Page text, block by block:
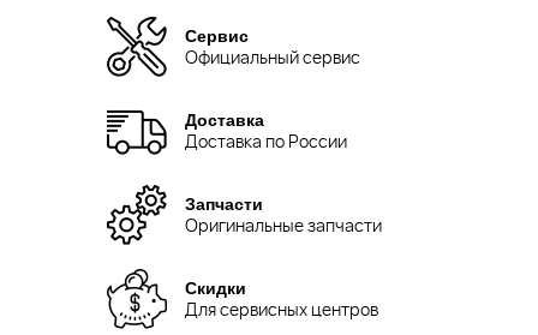
Сервис
Официальный сервис
Доставка
Доставка по России
Запчасти
Оригинальные запчасти
Скидки
Для сервисных центров